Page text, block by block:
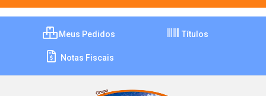
Meus Pedidos Títulos
Notas Fiscais